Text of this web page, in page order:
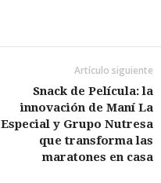
Artículo siguiente
Snack de Película: la
innovación de Maní La
Especial y Grupo Nutresa
que transforma las
maratones en casa